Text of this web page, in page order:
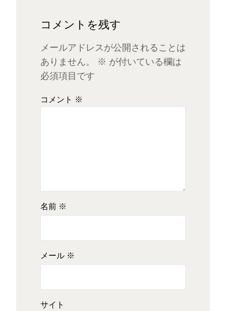
コメントを残す
メールアドレスが公開されることは
ありません。
※ が付いている欄は
必須項目です
コメント ※
名前 ※
メール ※
サイト